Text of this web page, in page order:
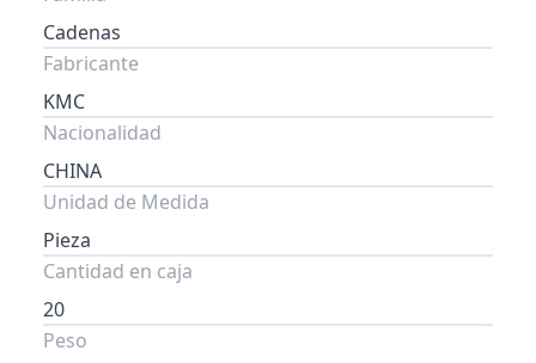
Cadenas
Fabricante
KMC
Nacionalidad
CHINA
Unidad de Medida
Pieza
Cantidad en caja
20
Peso